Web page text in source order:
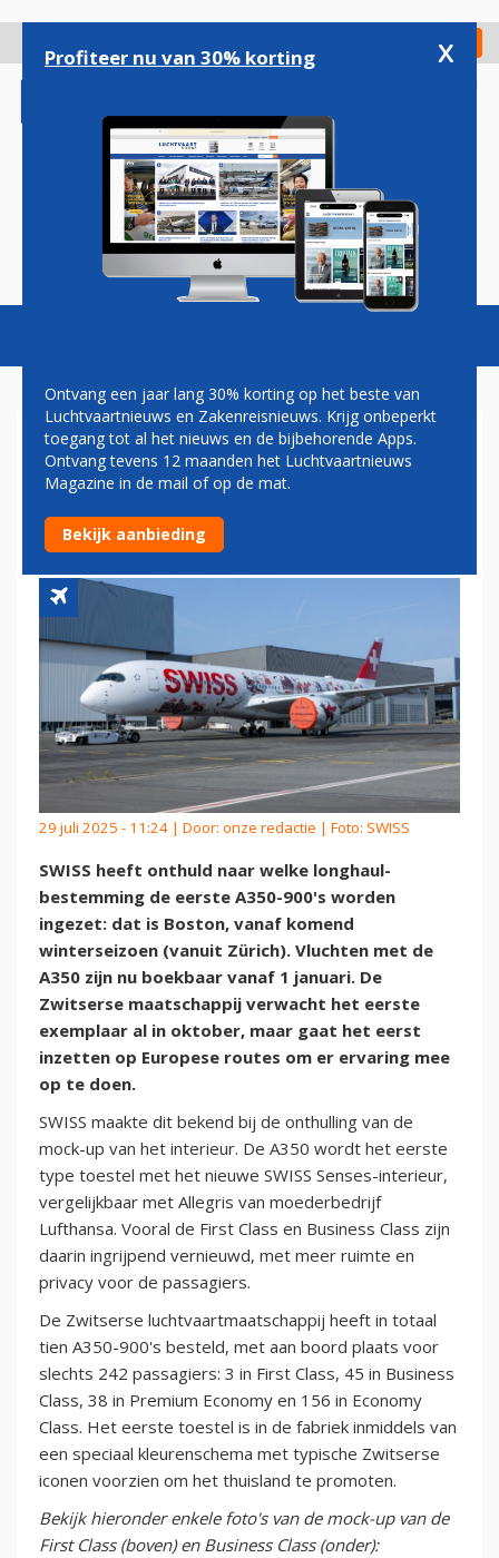
gaan
Check in
Magazine Podcasts Vacatures
SWISS ONTHULT EERSTE
LONGHAUL-BESTEMMING
VAN NIEUWE A350'S
29 juli 2025 - 11:24 | Door: onze redactie | Foto: SWISS
SWISS heeft onthuld naar welke longhaul-
bestemming de eerste A350-900's worden
ingezet: dat is Boston, vanaf komend
winterseizoen (vanuit Zürich). Vluchten met de
A350 zijn nu boekbaar vanaf 1 januari. De
Zwitserse maatschappij verwacht het eerste
exemplaar al in oktober, maar gaat het eerst
inzetten op Europese routes om er ervaring mee
op te doen.
SWISS maakte dit bekend bij de onthulling van de
mock-up van het interieur. De A350 wordt het eerste
type toestel met het nieuwe SWISS Senses-interieur,
vergelijkbaar met Allegris van moederbedrijf
Lufthansa. Vooral de First Class en Business Class zijn
daarin ingrijpend vernieuwd, met meer ruimte en
privacy voor de passagiers.
De Zwitserse luchtvaartmaatschappij heeft in totaal
tien A350-900's besteld, met aan boord plaats voor
slechts 242 passagiers: 3 in First Class, 45 in Business
Class, 38 in Premium Economy en 156 in Economy
Class. Het eerste toestel is in de fabriek inmiddels van
een speciaal kleurenschema met typische Zwitserse
iconen voorzien om het thuisland te promoten.
Bekijk hieronder enkele foto's van de mock-up van de
First Class (boven) en Business Class (onder):
Profiteer nu van 30% korting x
Ontvang een jaar lang 30% korting op het beste van
Luchtvaartnieuws en Zakenreisnieuws. Krijg onbeperkt
toegang tot al het nieuws en de bijbehorende Apps.
Ontvang tevens 12 maanden het Luchtvaartnieuws
Magazine in de mail of op de mat.
Bekijk aanbieding